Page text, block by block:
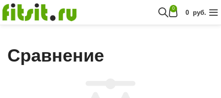
0
0 руб.
Сравнение